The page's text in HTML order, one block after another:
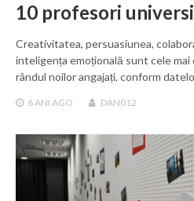
10 profesori
Creativitatea, persuasiunea,
inteligența emoțională sunt cele
rândul noilor angajați, conform
6 ANI AGO DAN012